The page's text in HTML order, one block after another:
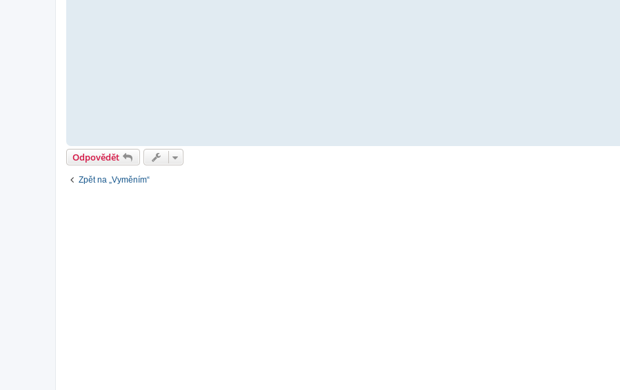
Odpovědět
Zpět na „Vyměním“